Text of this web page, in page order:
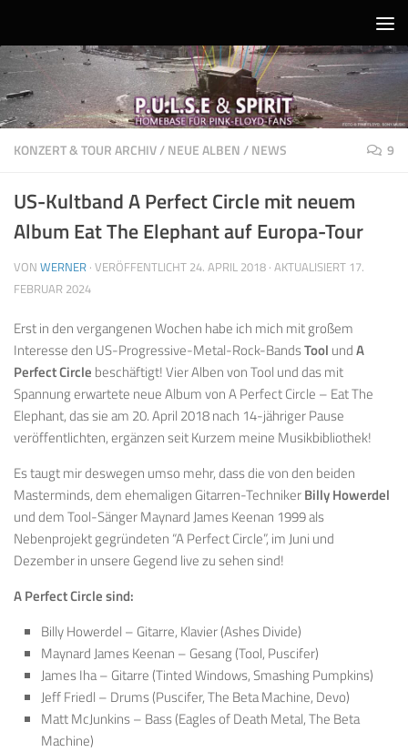
KONZERT & TOUR ARCHIV/NEUE ALBEN/NEWS 9
US-Kultband A Perfect Circle mit neuem
Album Eat The Elephant auf Europa-Tour
VON WERNER · VERÖFFENTLICHT 24. APRIL 2018 · AKTUALISIERT 17.
FEBRUAR 2024
Erst in den vergangenen Wochen habe ich mich mit großem
Interesse den US-Progressive-Metal-Rock-BandsTool undA
Perfect Circle beschäftigt! Vier Alben von Tool und das mit
Spannung erwartete neue Album von A Perfect Circle – Eat The
Elephant, das sie am 20. April 2018 nach 14-jähriger Pause
veröffentlichten, ergänzen seit Kurzem meine Musikbibliothek!
Es taugt mir deswegen umso mehr, dass die von den beiden
Masterminds, dem ehemaligen Gitarren-TechnikerBilly Howerdel
und dem Tool-Sänger Maynard James Keenan 1999 als
Nebenprojekt gegründeten “A Perfect Circle”, im Juni und
Dezember in unsere Gegend live zu sehen sind!
A Perfect Circle sind:
Billy Howerdel – Gitarre, Klavier (Ashes Divide)
Maynard James Keenan – Gesang (Tool, Puscifer)
James Iha – Gitarre (Tinted Windows, Smashing Pumpkins)
Jeff Friedl – Drums (Puscifer, The Beta Machine, Devo)
Matt McJunkins – Bass (Eagles of Death Metal, The Beta
Machine)